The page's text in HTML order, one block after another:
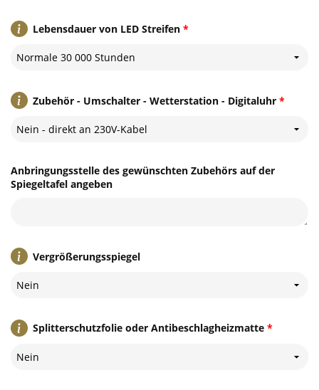
*
Lebensdauer von LED Streifen
Normale 30 000 Stunden
*
Zubehör - Umschalter - Wetterstation - Digitaluhr
Nein - direkt an 230V-Kabel
Anbringungsstelle des gewünschten Zubehörs auf der
Spiegeltafel angeben
Vergrößerungsspiegel
Nein
*
Splitterschutzfolie oder Antibeschlagheizmatte
Nein